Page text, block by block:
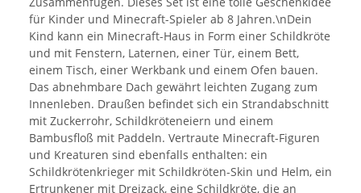
für Kinder und Minecraft-Spieler ab 8 Jahren.\nDein
Kind kann ein Minecraft-Haus in Form einer Schildkröte
und mit Fenstern, Laternen, einer Tür, einem Bett,
einem Tisch, einer Werkbank und einem Ofen bauen.
Das abnehmbare Dach gewährt leichten Zugang zum
Innenleben. Draußen befindet sich ein Strandabschnitt
mit Zuckerrohr, Schildkröteneiern und einem
Bambusfloß mit Paddeln. Vertraute Minecraft-Figuren
und Kreaturen sind ebenfalls enthalten: ein
Schildkrötenkrieger mit Schildkröten-Skin und Helm, ein
Ertrunkener mit Dreizack, eine Schildkröte, die an